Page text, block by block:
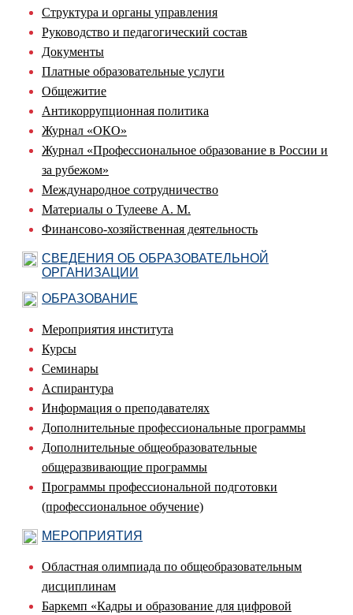
Структура и органы управления
Руководство и педагогический состав
Документы
Платные образовательные услуги
Общежитие
Антикоррупционная политика
Журнал «ОКО»
Журнал «Профессиональное образование в России и
за рубежом»
Международное сотрудничество
Материалы о Тулееве А. М.
Финансово-хозяйственная деятельность
СВЕДЕНИЯ ОБ ОБРАЗОВАТЕЛЬНОЙ
ОРГАНИЗАЦИИ
ОБРАЗОВАНИЕ
Мероприятия института
Курсы
Семинары
Аспирантура
Информация о преподавателях
Дополнительные профессиональные программы
Дополнительные общеобразовательные
общеразвивающие программы
Программы профессиональной подготовки
(профессиональное обучение)
МЕРОПРИЯТИЯ
Областная олимпиада по общеобразовательным
дисциплинам
Баркемп «Кадры и образование для цифровой